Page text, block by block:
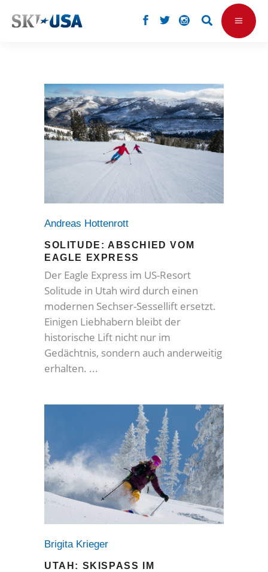
Andreas Hottenrott
SOLITUDE: ABSCHIED VOM
EAGLE EXPRESS
Der Eagle Express im US-Resort
Solitude in Utah wird durch einen
modernen Sechser-Sessellift ersetzt.
Einigen Liebhabern bleibt der
historische Lift nicht nur im
Gedächtnis, sondern auch anderweitig
erhalten.
Brigita Krieger
UTAH: SKISPASS IM „